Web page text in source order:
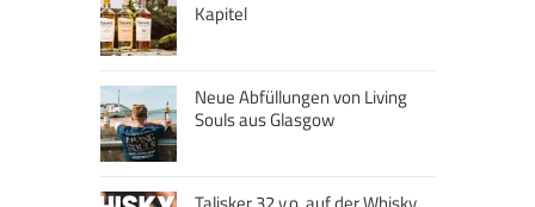
Kapitel
Neue Abfüllungen von Living
Souls aus Glasgow